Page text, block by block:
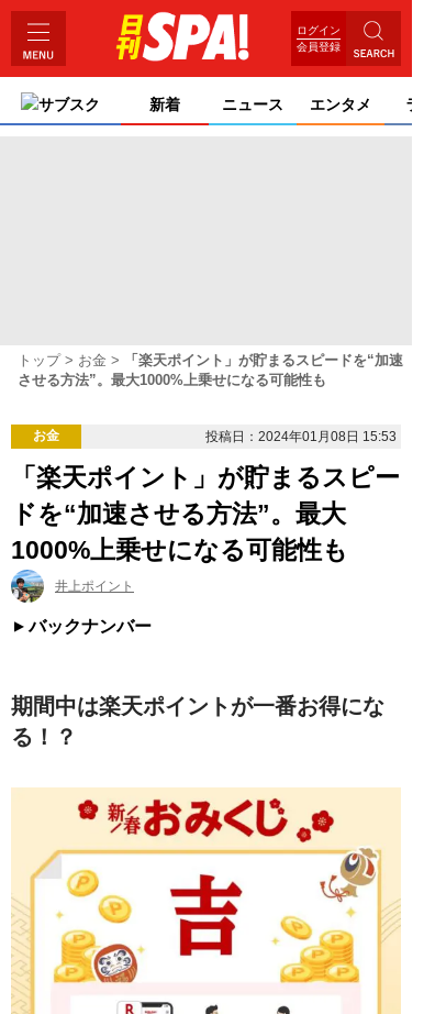
ログイン
会員登録
サブスク 新着 ニュース エンタメ ライ
トップ お金
「楽天ポイント」が貯まるスピードを“加速
させる方法”。最大1000%上乗せになる可能性も
お金 投稿日：2024年01月08日 15:53
「楽天ポイント」が貯まるスピー
ドを“加速させる方法”。最大
1000%上乗せになる可能性も
井上ポイント
バックナンバー
期間中は楽天ポイントが一番お得にな
る！？